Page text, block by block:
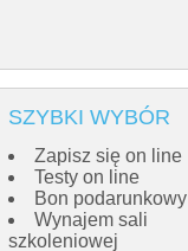
SZYBKI WYBÓR
Zapisz się on line
Testy on line
Bon podarunkowy
Wynajem sali
szkoleniowej